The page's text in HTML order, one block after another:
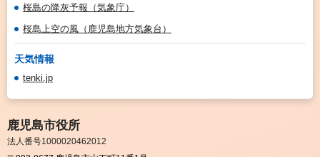
桜島の降灰予報（気象庁）
桜島上空の風（鹿児島地方気象台）
天気情報
tenki.jp
鹿児島市役所
法人番号1000020462012